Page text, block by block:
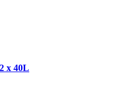
x 40L